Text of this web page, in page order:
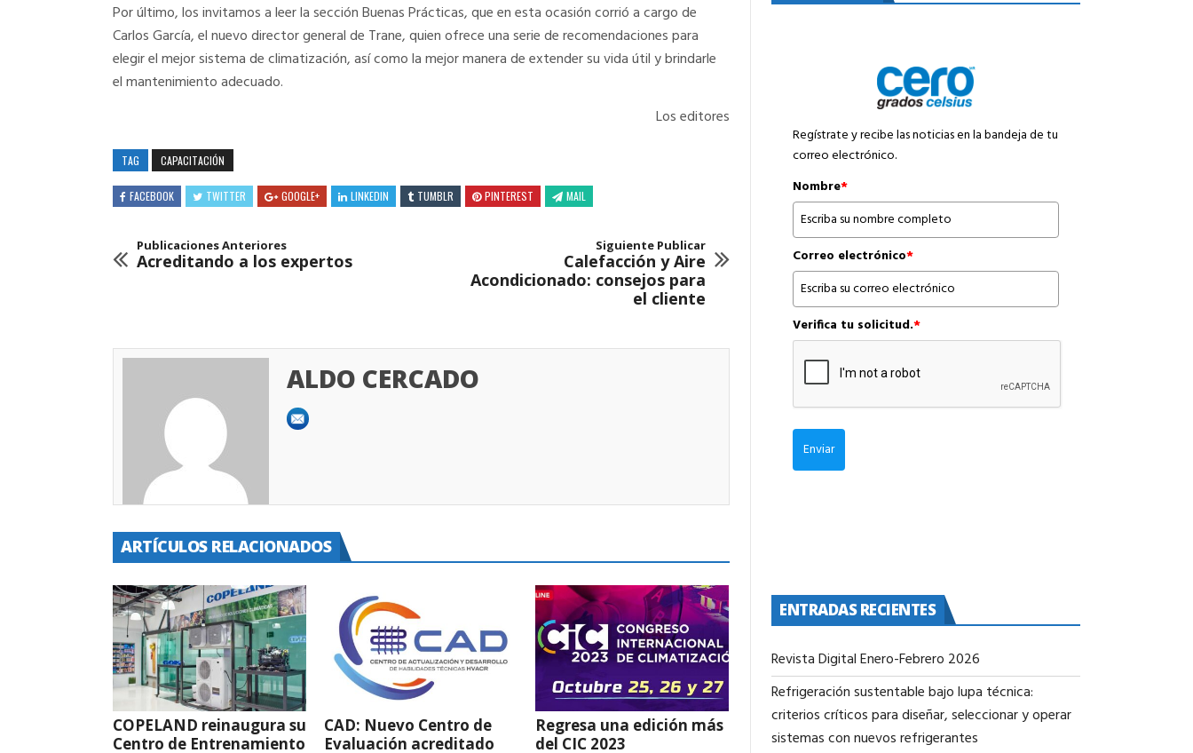
Por último, los invitamos a leer la sección Buenas Prácticas, que en esta ocasión corrió a cargo de
Carlos García, el nuevo director general de Trane, quien ofrece una serie de recomendaciones para
elegir el mejor sistema de climatización, así como la mejor manera de extender su vida útil y brindarle
el mantenimiento adecuado.
Los editores
TAG CAPACITACIÓN
FACEBOOK TWITTER GOOGLE+ LINKEDIN TUMBLR PINTEREST MAIL
Publicaciones Anteriores
Acreditando a los expertos
Siguiente Publicar
Calefacción y Aire
Acondicionado: consejos para
el cliente
ALDO CERCADO
ARTÍCULOS RELACIONADOS
COPELAND reinaugura su
Centro de Entrenamiento
CAD: Nuevo Centro de
Evaluación acreditado
Regresa una edición más
del CIC 2023
Regístrate y recibe las noticias en la bandeja de tu
correo electrónico.
Nombre*
Correo electrónico*
Verifica tu solicitud.*
Enviar
ENTRADAS RECIENTES
Revista Digital Enero-Febrero 2026
Refrigeración sustentable bajo lupa técnica:
criterios críticos para diseñar, seleccionar y operar
sistemas con nuevos refrigerantes